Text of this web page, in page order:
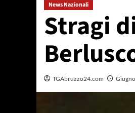
News Nazionali
Stragi
TGAbruzzo24.com